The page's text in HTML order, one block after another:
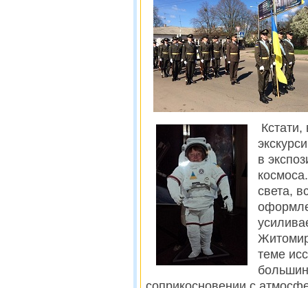
Кстати,
в
света,
теме